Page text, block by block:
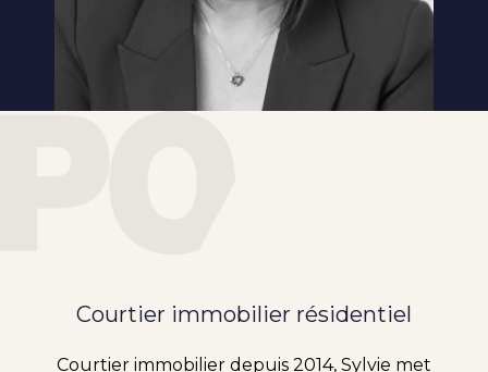
Courtier immobilier résidentiel
Courtier immobilier depuis 2014, Sylvie met